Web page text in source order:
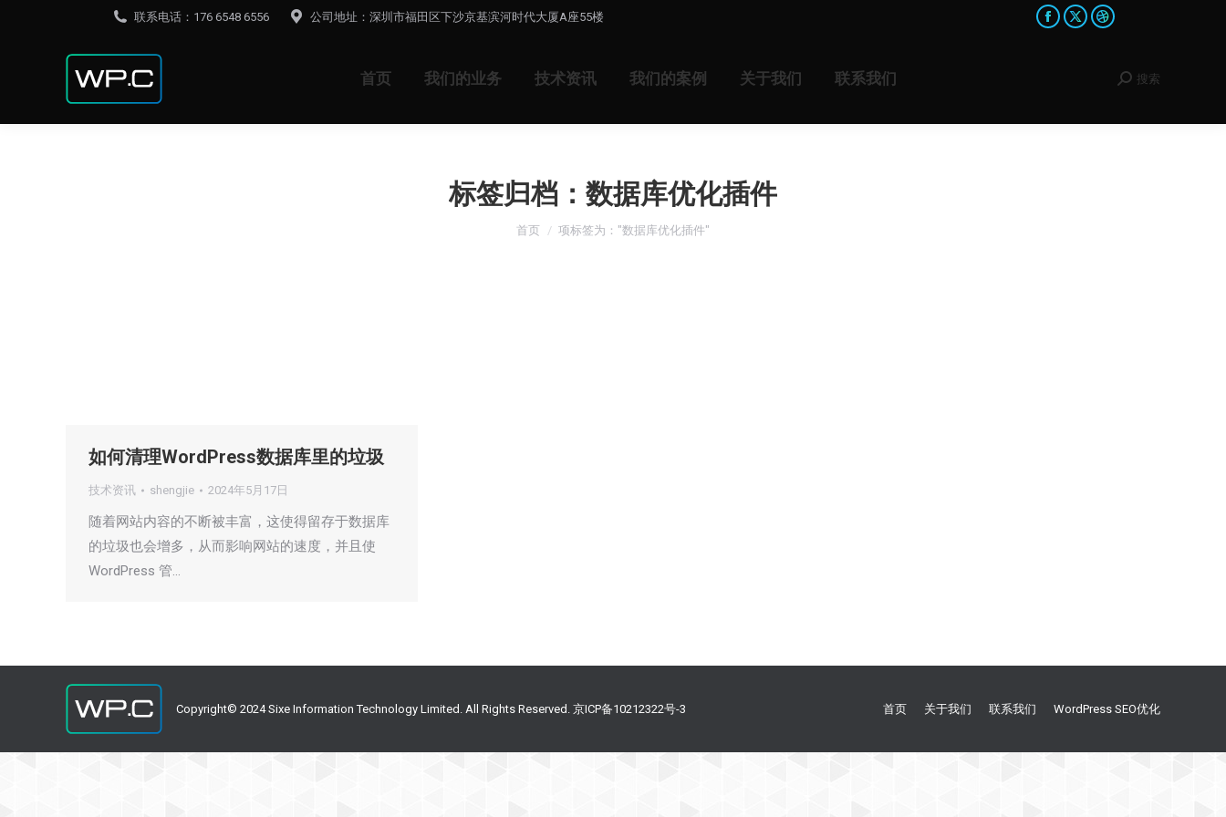
联系电话：176 6548 6556 公司地址：深圳市福田区下沙京基滨河时代大厦A座55楼
Facebook
new
X
new
Dribbble
opens
new
首页 我们的业务 技术资讯 我们的案例 关于我们 联系我们 Search:
搜索
标签归档： 数据库优化插件
您在这里：
首页 项标签为："数据库优化插件"
如何清理WordPress数据库里的垃圾
技术资讯 shengjie 2024年5月17日
随着网站内容的不断被丰富，这使得留存于数据库
的垃圾也会增多，从而影响网站的速度，并且使
WordPress 管…
Copyright© 2024 Sixe Information Technology Limited. All Rights Reserved. 京ICP备10212322号-3 首页 关于我们 联系我们 WordPress SEO优化